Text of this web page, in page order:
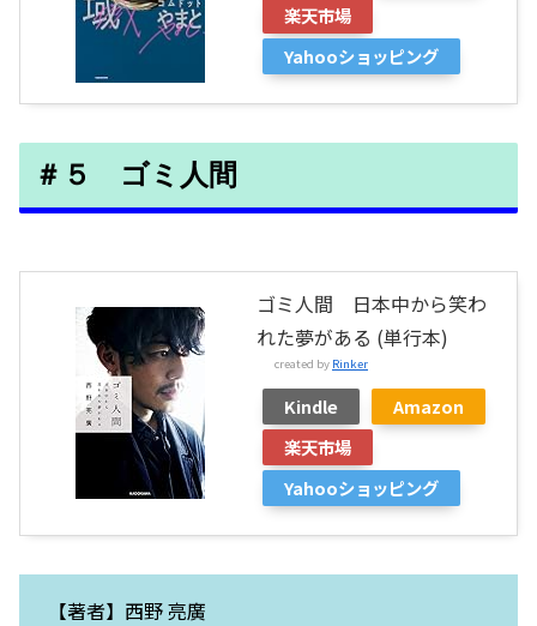
楽天市場
Yahooショッピング
＃５ ゴミ人間
ゴミ人間 日本中から笑わ
れた夢がある (単行本)
created by Rinker
Kindle
Amazon
楽天市場
Yahooショッピング
【著者】西野 亮廣